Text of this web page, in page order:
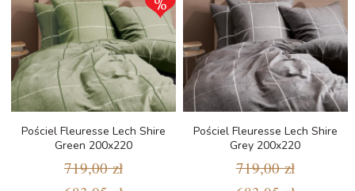
Pościel Fleuresse Lech Shire
Green 200x220
719,00 zł
Pościel Fleuresse Lech Shire
Grey 200x220
719,00 zł